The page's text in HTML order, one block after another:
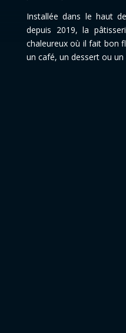
Installée dans le haut
depuis 2019, la
chaleureux où il fait bon
un café, un dessert ou un